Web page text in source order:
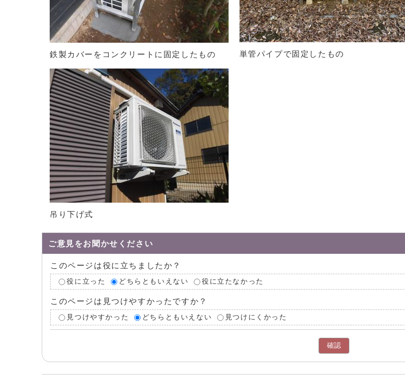
鉄製カバーをコンクリートに固定したもの 単管パイプで固定したもの
吊り下げ式
ご意見をお聞かせください
このページは役に立ちましたか？
役に立った どちらともいえない 役に立たなかった
このページは見つけやすかったですか？
見つけやすかった どちらともいえない 見つけにくかった
確認